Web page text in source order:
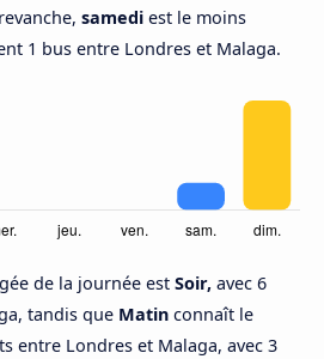
samedi est le moins
1 bus entre Londres et Malaga.
de la journée est Soir, avec 6
tandis que Matin connaît le
entre Londres et Malaga, avec 3